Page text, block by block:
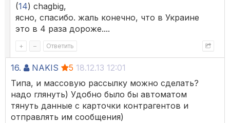
(14) chagbig,
ясно, спасибо. жаль конечно, что в Украине
это в 4 раза дороже....
+ – Ответить
16. NAKIS 5 18.12.13 12:01
Типа, и массовую рассылку можно сделать?
надо глянуть) Удобно было бы автоматом
тянуть данные с карточки контрагентов и
отправлять им сообщения)